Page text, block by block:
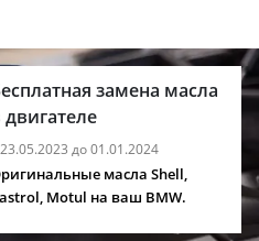
замена масла
двигателе
до 01.01.2024
масла Shell,
Motul на ваш BMW.